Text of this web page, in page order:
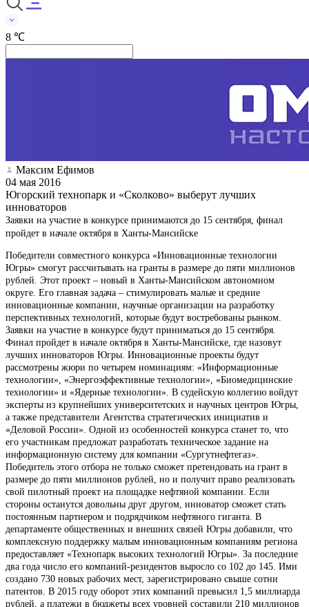
8 ℃
Максим Ефимов
04 мая 2016
Югорский технопарк и «Сколково» выберут лучших
инноваторов
Заявки на участие в конкурсе принимаются до 15 сентября, финал
пройдет в начале октября в Ханты-Мансийске
Победители совместного конкурса «Инновационные технологии
Югры» смогут рассчитывать на гранты в размере до пяти миллионов
рублей. Этот проект – новый в Ханты-Мансийском автономном
округе. Его главная задача – стимулировать малые и средние
инновационные компании, научные организации на разработку
перспективных технологий, которые будут востребованы рынком.
Заявки на участие в конкурсе будут приниматься до 15 сентября.
Финал пройдет в начале октября в Ханты-Мансийске, где назовут
лучших инноваторов Югры. Инновационные проекты будут
рассмотрены жюри по четырем номинациям: «Информационные
технологии», «Энергоэффективные технологии», «Биомедицинские
технологии» и «Ядерные технологии». В судейскую коллегию войдут
эксперты из крупнейших университетских и научных центров Югры,
а также представители Агентства стратегических инициатив и
«Деловой России». Одной из особенностей конкурса станет то, что
его участникам предложат разработать техническое задание на
информационную систему для компании «Сургутнефтегаз».
Победитель этого отбора не только сможет претендовать на грант в
размере до пяти миллионов рублей, но и получит право реализовать
свой пилотный проект на площадке нефтяной компании. Если
стороны останутся довольны друг другом, инноватор сможет стать
постоянным партнером и подрядчиком нефтяного гиганта. В
департаменте общественных и внешних связей Югры добавили, что
комплексную поддержку малым инновационным компаниям региона
предоставляет «Технопарк высоких технологий Югры». За последние
два года число его компаний-резидентов выросло со 102 до 145. Ими
создано 730 новых рабочих мест, зарегистрировано свыше сотни
патентов. В 2015 году оборот этих компаний превысил 1,5 миллиарда
рублей, а платежи в бюджеты всех уровней составили 210 миллионов